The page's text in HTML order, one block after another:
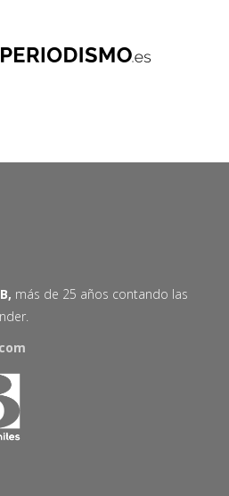
más de 25 años contando las